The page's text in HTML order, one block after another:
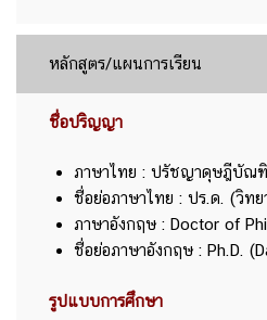
หลักสูตร/แผนการเรียน
ชื่อปริญญา
ภาษาไทย : ปรัชญาดุษฎีบัณฑิ
ชื่อย่อภาษาไทย : ปร.ด. (วิทย
ภาษาอังกฤษ : Doctor of
ชื่อย่อภาษาอังกฤษ : Ph.D.
รูปแบบการศึกษา